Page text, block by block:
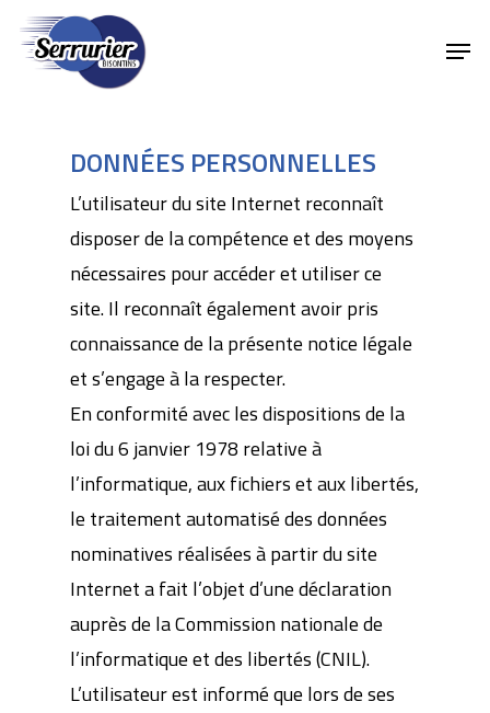
DONNÉES PERSONNELLES
L’utilisateur du site Internet reconnaît
disposer de la compétence et des moyens
nécessaires pour accéder et utiliser ce
site. Il reconnaît également avoir pris
connaissance de la présente notice légale
et s’engage à la respecter.
En conformité avec les dispositions de la
loi du 6 janvier 1978 relative à
l’informatique, aux fichiers et aux libertés,
le traitement automatisé des données
nominatives réalisées à partir du site
Internet a fait l’objet d’une déclaration
auprès de la Commission nationale de
l’informatique et des libertés (CNIL).
L’utilisateur est informé que lors de ses